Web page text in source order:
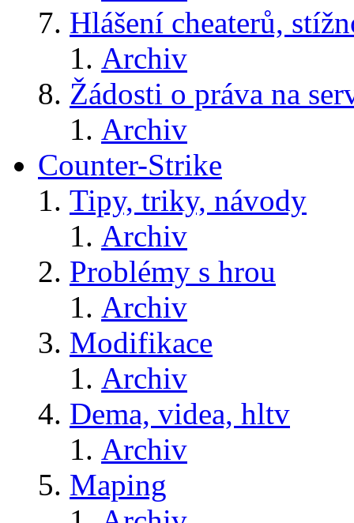
Hlášení cheaterů,
Archiv
Žádosti o práva na
Archiv
Counter-Strike
Tipy, triky, návody
Archiv
Problémy s hrou
Archiv
Modifikace
Archiv
Dema, videa, hltv
Archiv
Maping